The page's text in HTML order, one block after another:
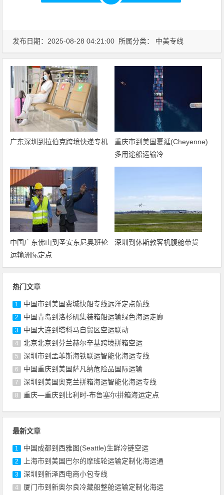
发布日期：2025-08-28 04:21:00 所属分类： 中美专线
广东深圳到拉伯克跨境快递专机
重庆市到美国夏延(Cheyenne)
多用途船运输冷
中国广东佛山到圣安东尼奥班轮
运输洲际定点
深圳到休斯敦客机腹舱带货
热门文章
1 中国市到美国费城快船专线远洋定点航线
2 中国青岛到洛杉矶集装箱船运输绿色海运走廊
3 中国大连到塔科马自贸区空运联动
4 北京北京到芬兰赫尔辛基跨境拼箱空运
5 深圳市到孟菲斯海铁联运智能化海运专线
6 中国重庆到美国萨凡纳危险品国际运输
7 深圳到美国奥克兰拼箱海运智能化海运专线
8 重庆—重庆到比利时-布鲁塞尔拼箱海运定点
最新文章
1 中国成都到西雅图(Seattle)生鲜冷链空运
2 上海市到美国巴尔的摩班轮运输定制化海运通
3 深圳到新泽西电商小包专线
4 厦门市到新奥尔良冷藏船整舱运输定制化海运